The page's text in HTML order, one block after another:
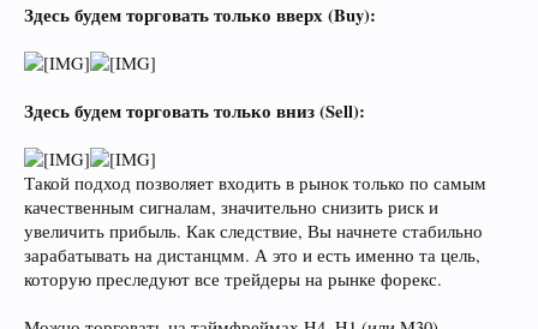
Здесь будем торговать только вверх (Buy):
Здесь будем торговать только вниз (Sell):
Такой подход позволяет входить в рынок только по самым
качественным сигналам, значительно снизить риск и
увеличить прибыль. Как следствие, Вы начнете стабильно
зарабатывать на дистанцмм. А это и есть именно та цель,
которую преследуют все трейдеры на рынке форекс.